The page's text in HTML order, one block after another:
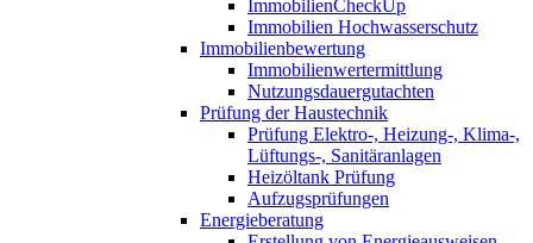
ImmobilienCheckUp
Immobilien Hochwasserschutz
Immobilienbewertung
Immobilienwertermittlung
Nutzungsdauergutachten
Prüfung der Haustechnik
Prüfung Elektro-, Heizung-, Klima-,
Lüftungs-, Sanitäranlagen
Heizöltank Prüfung
Aufzugsprüfungen
Energieberatung